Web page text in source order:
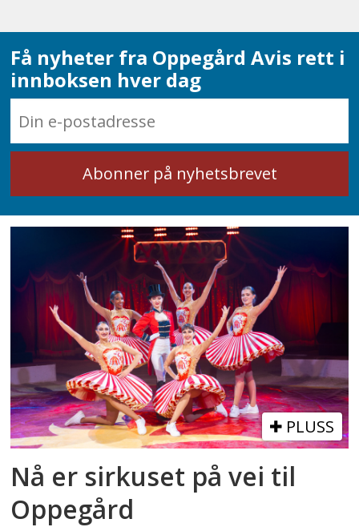
Få nyheter fra Oppegård Avis rett i
innboksen hver dag
PLUSS
Nå er sirkuset på vei til
Oppegård